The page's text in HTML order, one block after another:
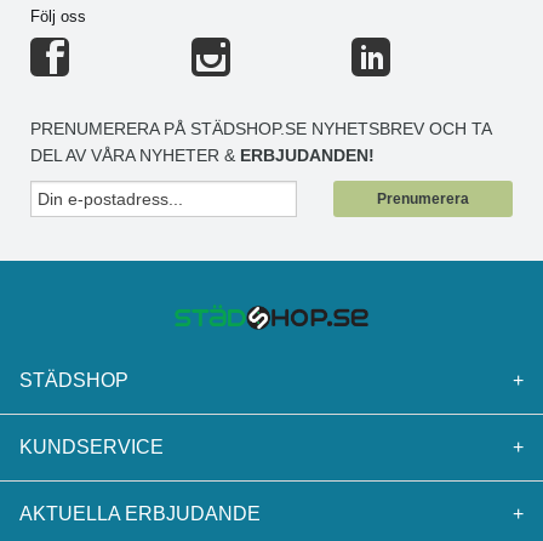
Följ oss
PRENUMERERA PÅ STÄDSHOP.SE NYHETSBREV OCH TA
DEL AV VÅRA NYHETER & ERBJUDANDEN!
Prenumerera
STÄDSHOP +
KUNDSERVICE +
AKTUELLA ERBJUDANDE +